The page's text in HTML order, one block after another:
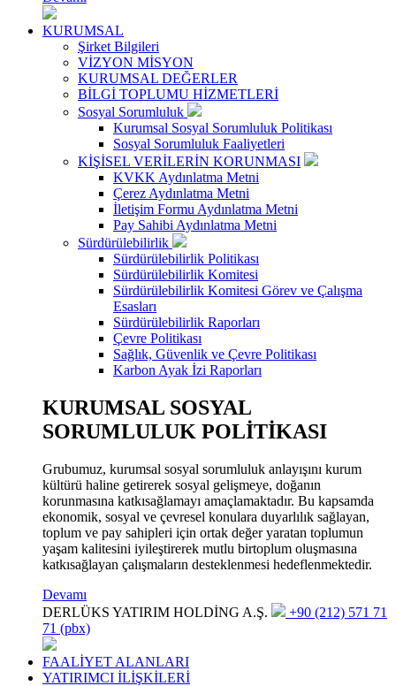
KURUMSAL
Şirket Bilgileri
VİZYON MİSYON
KURUMSAL DEĞERLER
BİLGİ TOPLUMU HİZMETLERİ
Sosyal Sorumluluk
Kurumsal Sosyal Sorumluluk Politikası
Sosyal Sorumluluk Faaliyetleri
KİŞİSEL VERİLERİN KORUNMASI
KVKK Aydınlatma Metni
Çerez Aydınlatma Metni
İletişim Formu Aydınlatma Metni
Pay Sahibi Aydınlatma Metni
Sürdürülebilirlik
Sürdürülebilirlik Politikası
Sürdürülebilirlik Komitesi
Sürdürülebilirlik Komitesi Görev ve Çalışma
Esasları
Sürdürülebilirlik Raporları
Çevre Politikası
Sağlık, Güvenlik ve Çevre Politikası
Karbon Ayak İzi Raporları
KURUMSAL SOSYAL
SORUMLULUK POLİTİKASI
Grubumuz, kurumsal sosyal sorumluluk anlayışını kurum
kültürü haline getirerek sosyal gelişmeye, doğanın
korunmasına katkısağlamayı amaçlamaktadır. Bu kapsamda
ekonomik, sosyal ve çevresel konulara duyarlılık sağlayan,
toplum ve pay sahipleri için ortak değer yaratan toplumun
yaşam kalitesini iyileştirerek mutlu birtoplum oluşmasına
katkısağlayan çalışmaların desteklenmesi hedeflenmektedir.
Devamı
DERLÜKS YATIRIM HOLDİNG A.Ş.
+90 (212) 571 71
71 (pbx)
FAALİYET ALANLARI
YATIRIMCI İLİŞKİLERİ